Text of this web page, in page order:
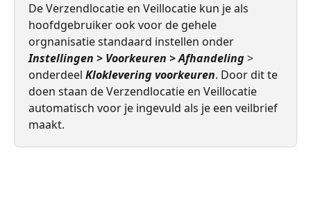
De Verzendlocatie en Veillocatie kun je als
hoofdgebruiker ook voor de gehele
orgnanisatie standaard instellen onder
Instellingen > Voorkeuren > Afhandeling >
onderdeel Kloklevering voorkeuren. Door dit te
doen staan de Verzendlocatie en Veillocatie
automatisch voor je ingevuld als je een veilbrief
maakt.